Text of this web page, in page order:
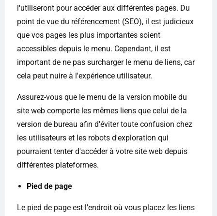
l'utiliseront pour accéder aux différentes pages. Du
point de vue du référencement (SEO), il est judicieux
que vos pages les plus importantes soient
accessibles depuis le menu. Cependant, il est
important de ne pas surcharger le menu de liens, car
cela peut nuire à l'expérience utilisateur.
Assurez-vous que le menu de la version mobile du
site web comporte les mêmes liens que celui de la
version de bureau afin d'éviter toute confusion chez
les utilisateurs et les robots d'exploration qui
pourraient tenter d'accéder à votre site web depuis
différentes plateformes.
Pied de page
Le pied de page est l'endroit où vous placez les liens